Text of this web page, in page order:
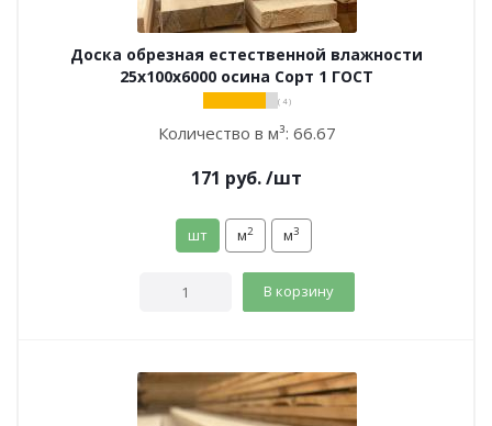
Доска обрезная естественной влажности
25х100х6000 осина Сорт 1 ГОСТ
( 4 )
Количество в м³: 66.67
171 руб./шт
шт м2 м3
В корзину